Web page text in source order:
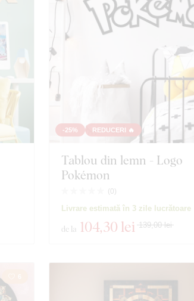
-25% REDUCERI 🔥
Tablou din lemn - Logo
Pokémon
( 0)
Livrare estimată în 3 zile lucrătoare
de la 104,30 lei 139,00 lei